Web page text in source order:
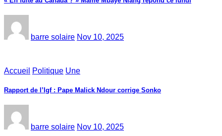
barre solaire Nov 10, 2025
Accueil Politique Une
Rapport de l’Igf : Pape Malick Ndour corrige Sonko
barre solaire Nov 10, 2025